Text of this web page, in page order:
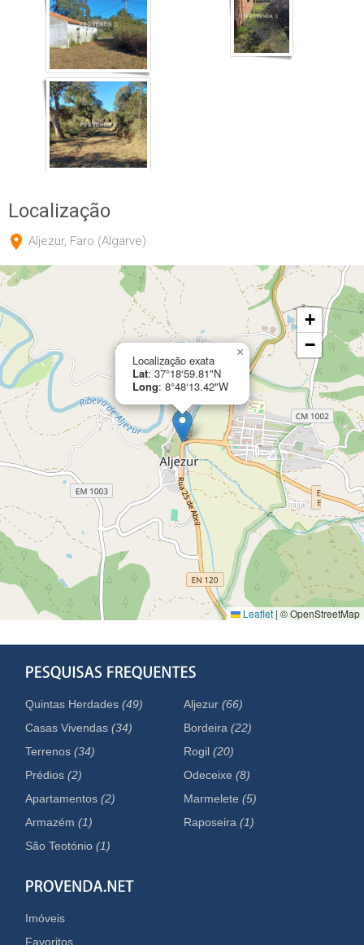
Localização
Aljezur, Faro (Algarve)
Localização exata
Lat: 37°18‘59.81"N
Long: 8°48‘13.42"W
×
+
−
Leaflet | © OpenStreetMap
Quintas Herdades(49)
Casas Vivendas(34)
Terrenos(34)
Prédios(2)
Apartamentos(2)
Armazém(1)
Aljezur(66)
Bordeira(22)
Rogil(20)
Odeceixe(8)
Marmelete(5)
Raposeira(1)
São Teotónio(1)
Imóveis
Favoritos